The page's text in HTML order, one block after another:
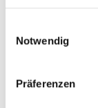
Notwendig
Präferenzen